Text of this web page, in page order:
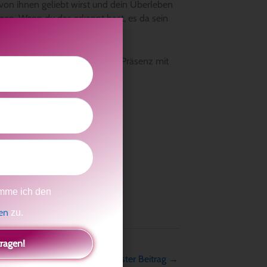
ihnen geliebt wirst und dein Überleben
Wenn du das erkannt hast, es da sein
das sich Online und in Präsenz mit
Nächster Beitrag →
ich den
zu.